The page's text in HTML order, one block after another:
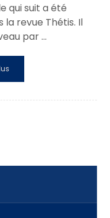
qui suit a été
revue Thétis. Il
par ...